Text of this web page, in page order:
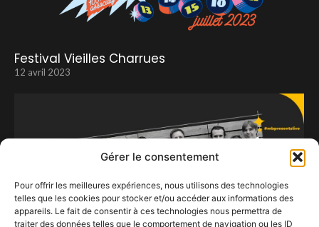
Gérer le consentement
Pour offrir les meilleures expériences, nous utilisons des technologies
telles que les cookies pour stocker et/ou accéder aux informations des
appareils. Le fait de consentir à ces technologies nous permettra de
traiter des données telles que le comportement de navigation ou les ID
Festival Vieilles Charrues
12 avril 2023